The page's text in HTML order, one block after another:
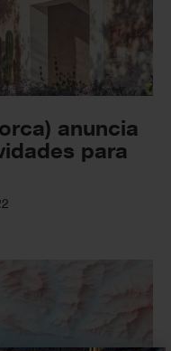
anuncia
para